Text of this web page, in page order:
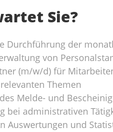
Sie?
Durchführung der
von
(m/w/d) für
Themen
Melde- und
bei administrativen
Auswertungen und